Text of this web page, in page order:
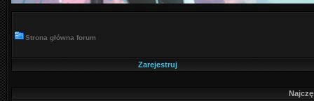
Strona główna forum
Zarejestruj